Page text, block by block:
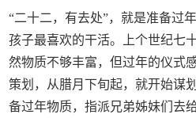
“二十二，有去处”，就是准备过
孩子最喜欢的干活。上个世纪七
然物质不够丰富，但过年的仪式
策划，从腊月下旬起，就开始谋
备过年物质，指派兄弟姊妹们去